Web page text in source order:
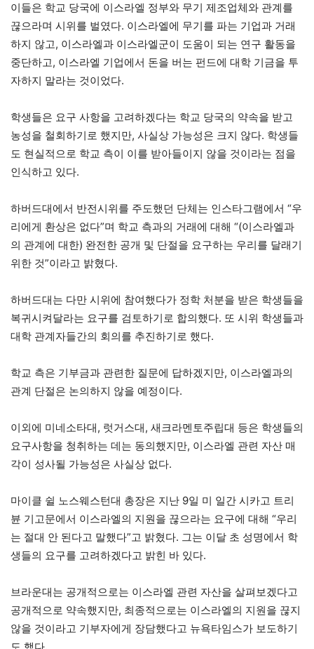
이들은 학교 당국에 이스라엘 정부와 무기 제조업체와 관계를
끊으라며 시위를 벌였다. 이스라엘에 무기를 파는 기업과 거래
하지 않고, 이스라엘과 이스라엘군이 도움이 되는 연구 활동을
중단하고, 이스라엘 기업에서 돈을 버는 펀드에 대학 기금을 투
자하지 말라는 것이었다.
학생들은 요구 사항을 고려하겠다는 학교 당국의 약속을 받고
농성을 철회하기로 했지만, 사실상 가능성은 크지 않다. 학생들
도 현실적으로 학교 측이 이를 받아들이지 않을 것이라는 점을
인식하고 있다.
하버드대에서 반전시위를 주도했던 단체는 인스타그램에서 “우
리에게 환상은 없다”며 학교 측과의 거래에 대해 “(이스라엘과
의 관계에 대한) 완전한 공개 및 단절을 요구하는 우리를 달래기
위한 것”이라고 밝혔다.
하버드대는 다만 시위에 참여했다가 정학 처분을 받은 학생들을
복귀시켜달라는 요구를 검토하기로 합의했다. 또 시위 학생들과
대학 관계자들간의 회의를 추진하기로 했다.
학교 측은 기부금과 관련한 질문에 답하겠지만, 이스라엘과의
관계 단절은 논의하지 않을 예정이다.
이외에 미네소타대, 럿거스대, 새크라멘토주립대 등은 학생들의
요구사항을 청취하는 데는 동의했지만, 이스라엘 관련 자산 매
각이 성사될 가능성은 사실상 없다.
마이클 쉴 노스웨스턴대 총장은 지난 9일 미 일간 시카고 트리
뷴 기고문에서 이스라엘의 지원을 끊으라는 요구에 대해 “우리
는 절대 안 된다고 말했다”고 밝혔다. 그는 이달 초 성명에서 학
생들의 요구를 고려하겠다고 밝힌 바 있다.
브라운대는 공개적으로는 이스라엘 관련 자산을 살펴보겠다고
공개적으로 약속했지만, 최종적으로는 이스라엘의 지원을 끊지
않을 것이라고 기부자에게 장담했다고 뉴욕타임스가 보도하기